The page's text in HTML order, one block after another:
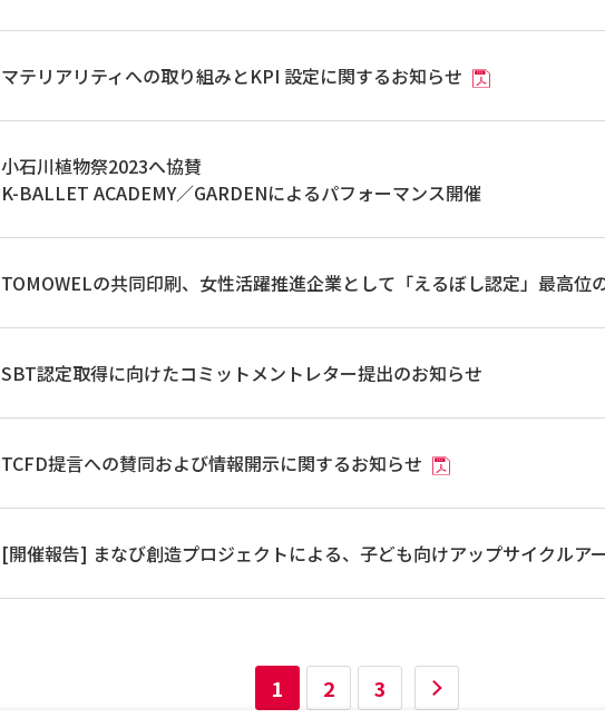
マテリアリティへの取り組みとKPI 設定に関するお知らせ
小石川植物祭2023へ協賛
K-BALLET ACADEMY／GARDENによるパフォーマンス開催
TOMOWELの共同印刷、女性活躍推進企業として「えるぼし認定」最高位
SBT認定取得に向けたコミットメントレター提出のお知らせ
TCFD提言への賛同および情報開示に関するお知らせ
[開催報告] まなび創造プロジェクトによる、子ども向けアップサイクルア
1 2 3